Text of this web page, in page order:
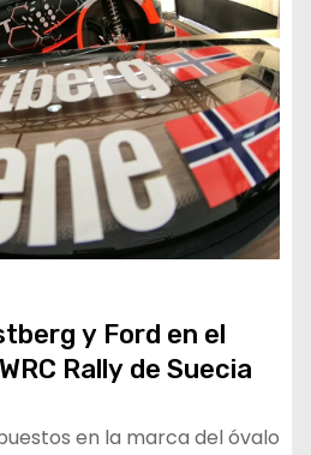
y Ford en el
Rally de Suecia
en la marca del óvalo